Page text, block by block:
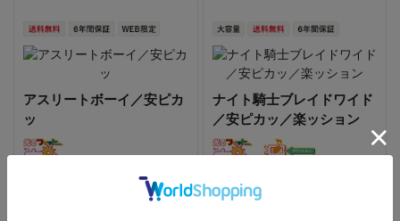
アスリートボーイ／安ピカ
ッ
1265g前後
ナイト騎士ブレイドワイド
／安ピカッ／楽ッション
重さ